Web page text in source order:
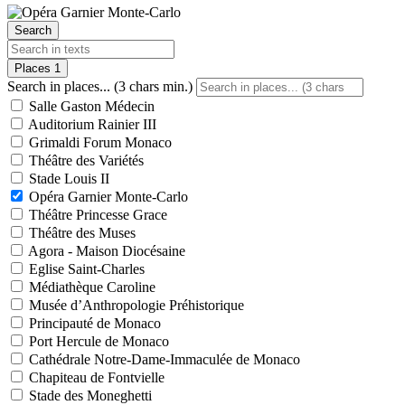
Search
Places 1
Search in places... (3 chars min.)
Salle Gaston Médecin
Auditorium Rainier III
Grimaldi Forum Monaco
Théâtre des Variétés
Stade Louis II
Opéra Garnier Monte-Carlo
Théâtre Princesse Grace
Théâtre des Muses
Agora - Maison Diocésaine
Eglise Saint-Charles
Médiathèque Caroline
Musée d’Anthropologie Préhistorique
Principauté de Monaco
Port Hercule de Monaco
Cathédrale Notre-Dame-Immaculée de Monaco
Chapiteau de Fontvielle
Stade des Moneghetti